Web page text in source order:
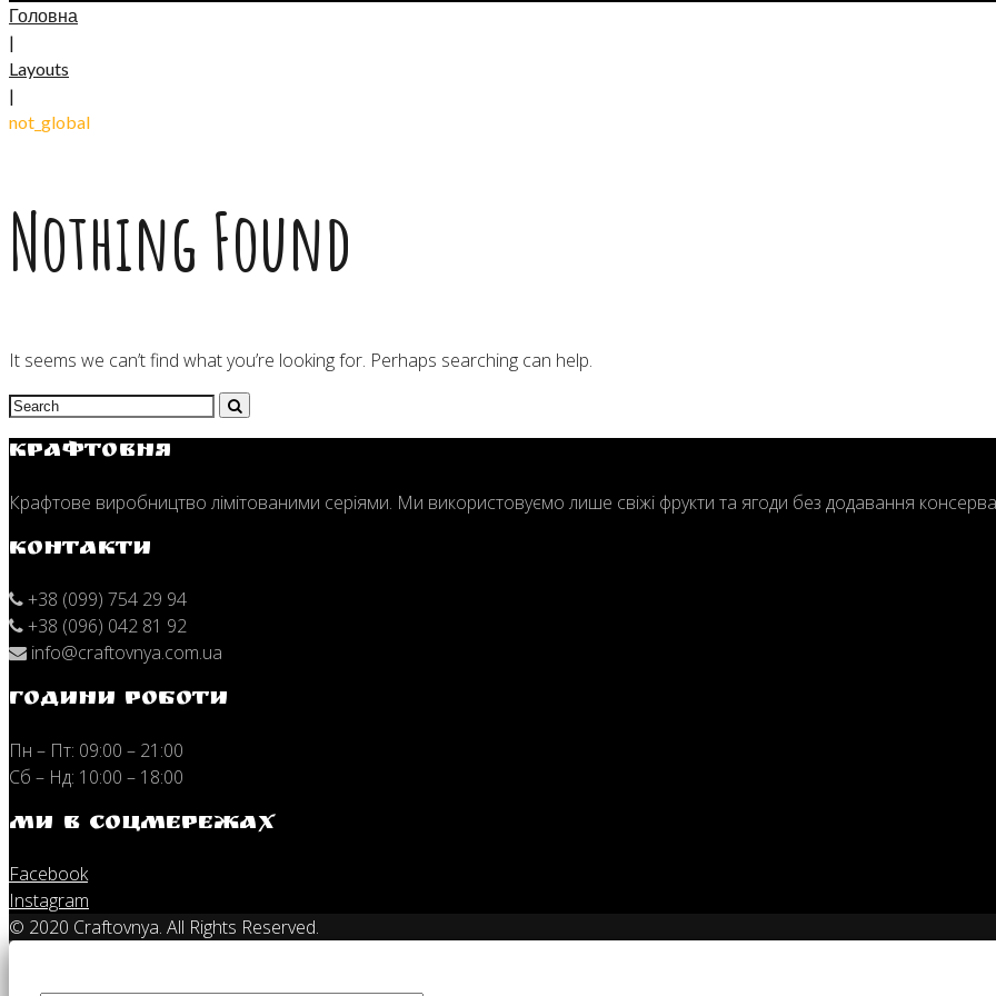
Головна
|
Layouts
|
not_global
Nothing Found
It seems we can’t find what you’re looking for. Perhaps searching can help.
Search
Крафтовня
Крафтове виробництво лімітованими серіями. Ми використовуємо лише свіжі фрукти та ягоди без додавання
Контакти
+38 (099) 754 29 94
+38 (096) 042 81 92
info@craftovnya.com.ua
Години роботи
Пн – Пт: 09:00 – 21:00
Сб – Нд: 10:00 – 18:00
Ми в соцмережах
Facebook
Instagram
© 2020 Craftovnya. All Rights Reserved.